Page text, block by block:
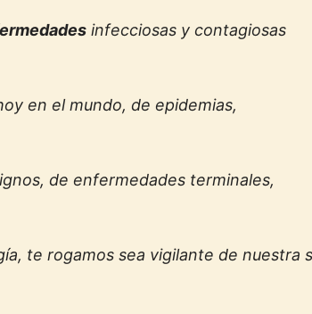
infecciosas y contagiosas
en el mundo, de epidemias,
de enfermedades terminales,
te rogamos sea vigilante de nuestra